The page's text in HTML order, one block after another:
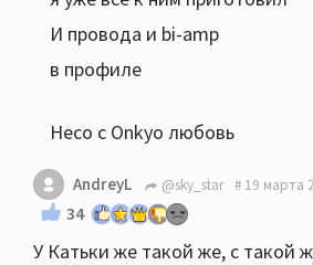
И провода и bi-amp
в профиле
Heco с Onkyo любовь
AndreyL @sky_star 19 марта
34
У Катьки же такой же, с такой